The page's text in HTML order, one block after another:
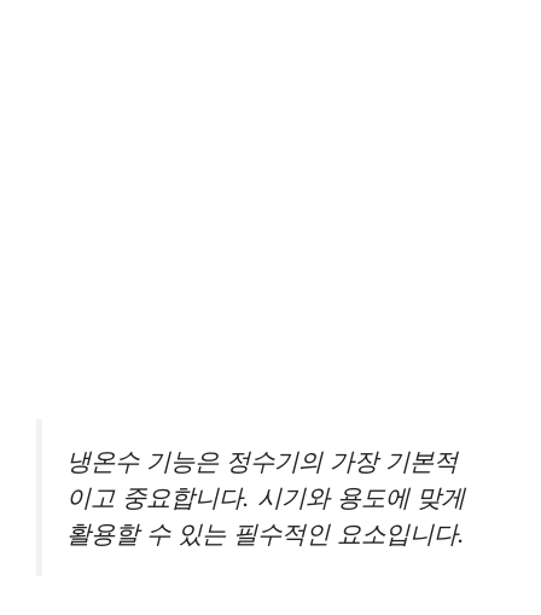
냉온수 기능은 정수기의 가장 기본적
이고 중요합니다. 시기와 용도에 맞게
활용할 수 있는 필수적인 요소입니다.